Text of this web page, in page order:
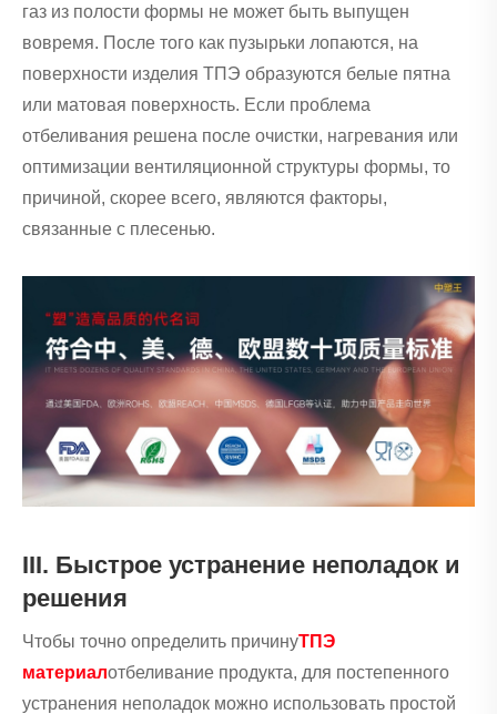
газ из полости формы не может быть выпущен
вовремя. После того как пузырьки лопаются, на
поверхности изделия ТПЭ образуются белые пятна
или матовая поверхность. Если проблема
отбеливания решена после очистки, нагревания или
оптимизации вентиляционной структуры формы, то
причиной, скорее всего, являются факторы,
связанные с плесенью.
III. Быстрое устранение неполадок и
решения
Чтобы точно определить причинуТПЭ
материалотбеливание продукта, для постепенного
устранения неполадок можно использовать простой